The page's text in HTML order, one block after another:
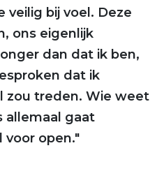
veilig bij voel. Deze
ons eigenlijk
dan dat ik ben,
dat ik
zou treden. Wie weet
allemaal gaat
voor open."